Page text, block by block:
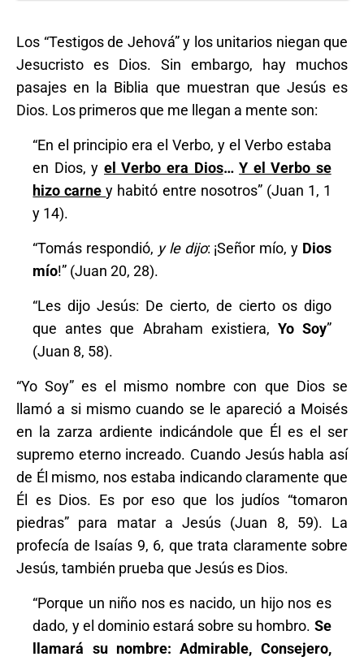
Los “Testigos de Jehová” y los unitarios niegan que
Jesucristo es Dios. Sin embargo, hay muchos
pasajes en la Biblia que muestran que Jesús es
Dios. Los primeros que me llegan a mente son:
“En el principio era el Verbo, y el Verbo estaba
en Dios, y el Verbo era Dios…Y el Verbo se
hizo carney habitó entre nosotros” (Juan 1, 1
y 14).
“Tomás respondió, y le dijo: ¡Señor mío, y Dios
mío!” (Juan 20, 28).
“Les dijo Jesús: De cierto, de cierto os digo
que antes que Abraham existiera, Yo Soy”
(Juan 8, 58).
“Yo Soy” es el mismo nombre con que Dios se
llamó a si mismo cuando se le apareció a Moisés
en la zarza ardiente indicándole que Él es el ser
supremo eterno increado. Cuando Jesús habla así
de Él mismo, nos estaba indicando claramente que
Él es Dios. Es por eso que los judíos “tomaron
piedras” para matar a Jesús (Juan 8, 59). La
profecía de Isaías 9, 6, que trata claramente sobre
Jesús, también prueba que Jesús es Dios.
“Porque un niño nos es nacido, un hijo nos es
dado, y el dominio estará sobre su hombro. Se
llamará su nombre: Admirable, Consejero,